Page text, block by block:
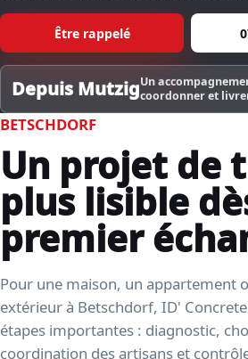
Être rappelé
Depuis MutzigUn
coordonner et
BETSCHDORF
Un projet de
plus lisible
premier
Pour une maison, un appartement
extérieur à Betschdorf, ID'
étapes importantes : diagnostic,
coordination des artisans et